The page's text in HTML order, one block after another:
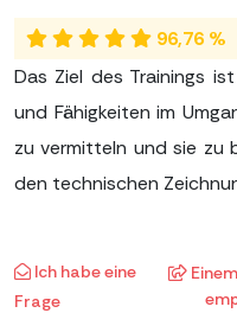
96,76 %
Das Ziel des Trainings
und Fähigkeiten im
zu vermitteln und sie zu
den technischen
Ich habe eine
Frage